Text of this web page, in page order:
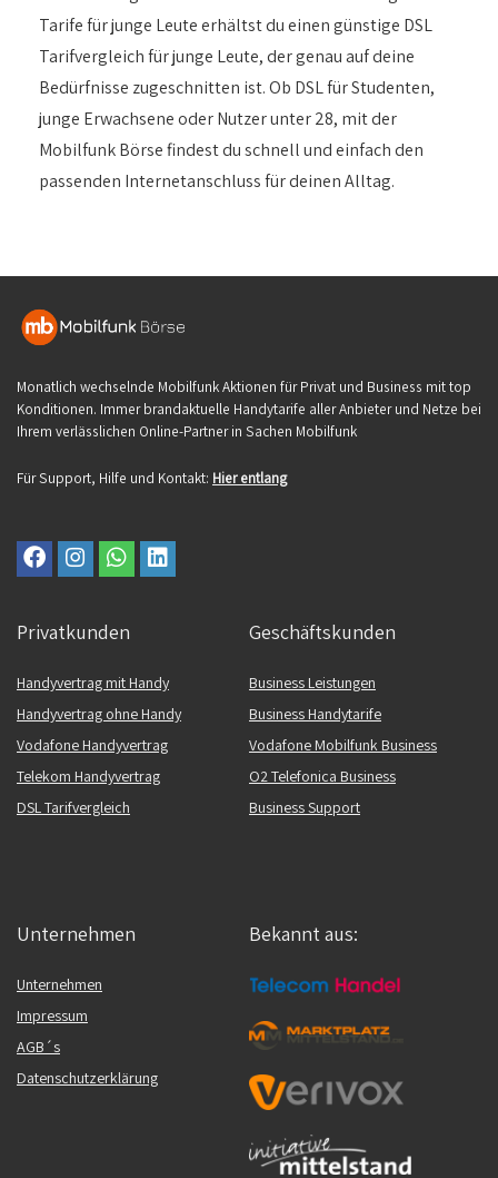
Tarife für junge Leute erhältst du einen günstige DSL
Tarifvergleich für junge Leute, der genau auf deine
Bedürfnisse zugeschnitten ist. Ob DSL für Studenten,
junge Erwachsene oder Nutzer unter 28, mit der
Mobilfunk Börse findest du schnell und einfach den
passenden Internetanschluss für deinen Alltag.
Monatlich wechselnde Mobilfunk Aktionen für Privat und Business mit top
Konditionen. Immer brandaktuelle Handytarife aller Anbieter und Netze bei
Ihrem verlässlichen Online-Partner in Sachen Mobilfunk
Für Support, Hilfe und Kontakt: Hier entlang
Privatkunden
Handyvertrag mit Handy
Handyvertrag ohne Handy
Vodafone Handyvertrag
Telekom Handyvertrag
DSL Tarifvergleich
Geschäftskunden
Business Leistungen
Business Handytarife
Vodafone Mobilfunk Business
O2 Telefonica Business
Business Support
Unternehmen
Unternehmen
Impressum
AGB´s
Datenschutzerklärung
Bekannt aus: